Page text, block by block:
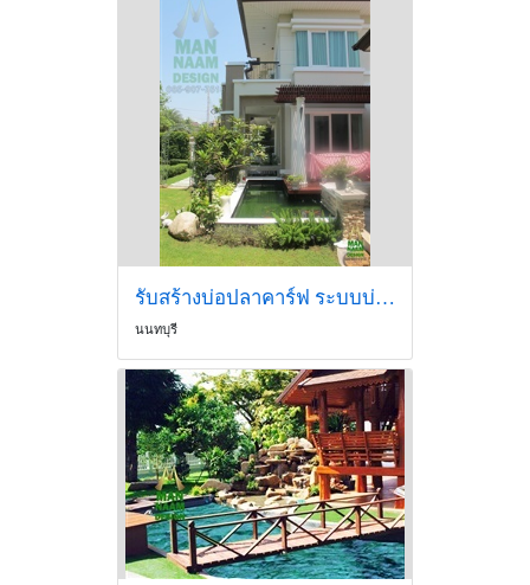
รับสร้างบ่อปลาคาร์ฟ ระบบบ่อกรอง น้ำตก
นนทบุรี